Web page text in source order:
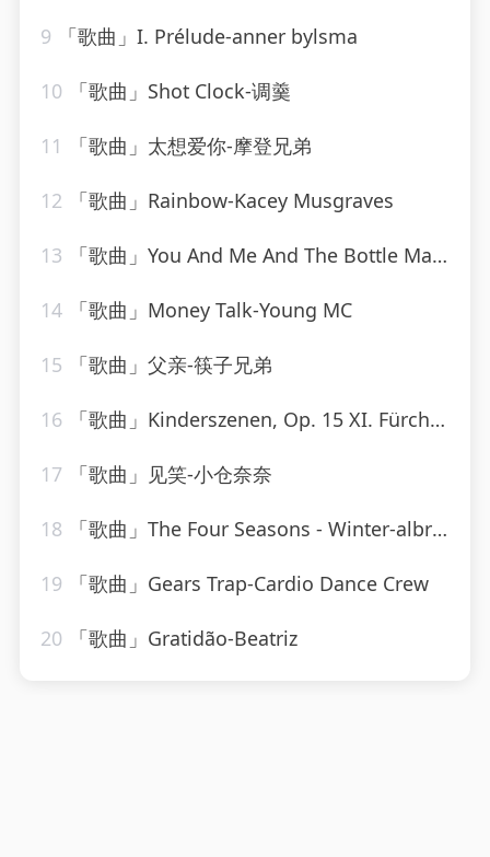
9 「歌曲」I. Prélude-anner bylsma
10 「歌曲」Shot Clock-调羹
11 「歌曲」太想爱你-摩登兄弟
12 「歌曲」Rainbow-Kacey Musgraves
13 「歌曲」You And Me And The Bottle Makes 3 Tonight (Baby) [made popular by Big Bad Voodoo Daddy] [vocal version]
14 「歌曲」Money Talk-Young MC
15 「歌曲」父亲-筷子兄弟
16 「歌曲」Kinderszenen, Op. 15 XI. Fürchtenmachen-Brigitte Engerer
17 「歌曲」见笑-小仓奈奈
18 「歌曲」The Four Seasons - Winter-albrecht mayer、The King's Singers
19 「歌曲」Gears Trap-Cardio Dance Crew
20 「歌曲」Gratidão-Beatriz